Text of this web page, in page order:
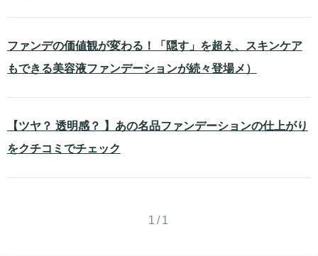
ファンデの価値観が変わる！「隠す」を超え、スキンケア
もできる美容液ファンデーションが続々登場メ）
【ツヤ？ 透明感？ 】あの名品ファンデーションの仕上がり
をクチコミでチェック
1/1